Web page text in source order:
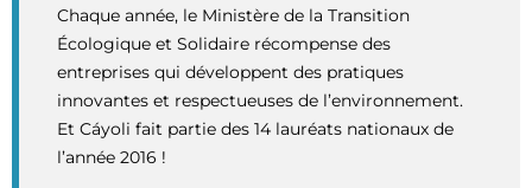
Chaque année, le Ministère de la Transition
Écologique et Solidaire récompense des
entreprises qui développent des pratiques
innovantes et respectueuses de l’environnement.
Et Cáyoli fait partie des 14 lauréats nationaux de
l’année 2016 !